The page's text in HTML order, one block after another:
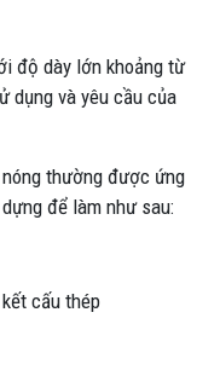
độ dày lớn khoảng từ
dụng và yêu cầu của
thường được ứng
để làm như sau:
cấu thép